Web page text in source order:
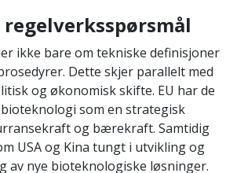
ikke bare om tekniske definisjoner
Dette skjer parallelt med
og økonomisk skifte. EU har de
som en strategisk
og bærekraft. Samtidig
USA og Kina tungt i utvikling og
av nye bioteknologiske løsninger.